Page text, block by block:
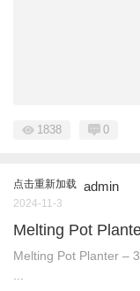
1838 0
点击重新加载 admin
2024-11-3
Melting Pot
Melting Pot Planter –
...